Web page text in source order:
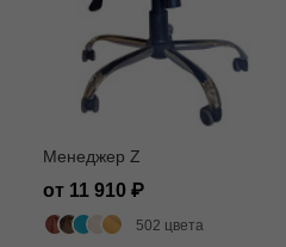
Менеджер Z
от 11 910
502 цвета